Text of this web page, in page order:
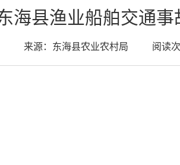
海县渔业船舶交通事
来源： 东海县农业农村局 阅读次